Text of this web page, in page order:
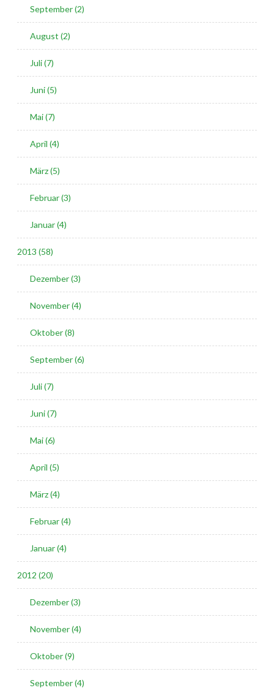
September (2)
August (2)
Juli (7)
Juni (5)
Mai (7)
April (4)
März (5)
Februar (3)
Januar (4)
2013 (58)
Dezember (3)
November (4)
Oktober (8)
September (6)
Juli (7)
Juni (7)
Mai (6)
April (5)
März (4)
Februar (4)
Januar (4)
2012 (20)
Dezember (3)
November (4)
Oktober (9)
September (4)